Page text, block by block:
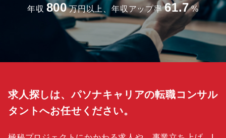
年収 800 万円以上、年収アップ率 61.7 %
求人探しは、パソナキャリアの転職コンサル
タントへお任せください。